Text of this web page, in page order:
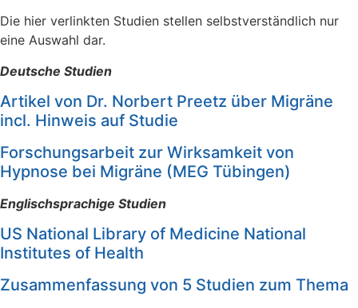
Die hier verlinkten Studien stellen selbstverständlich nur
eine Auswahl dar.
Deutsche Studien
Artikel von Dr. Norbert Preetz über Migräne
incl. Hinweis auf Studie
Forschungsarbeit zur Wirksamkeit von
Hypnose bei Migräne (MEG Tübingen)
Englischsprachige Studien
US National Library of Medicine National
Institutes of Health
Zusammenfassung von 5 Studien zum Thema